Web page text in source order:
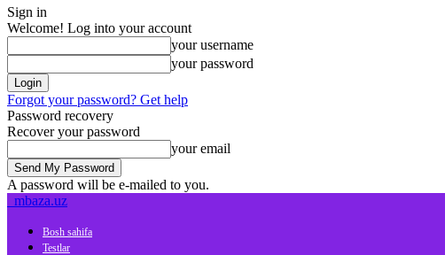
Sign in
Welcome! Log into your account
your username
your password
Forgot your password? Get help
Password recovery
Recover your password
your email
A password will be e-mailed to you.
mbaza.uz
Bosh sahifa
Testlar